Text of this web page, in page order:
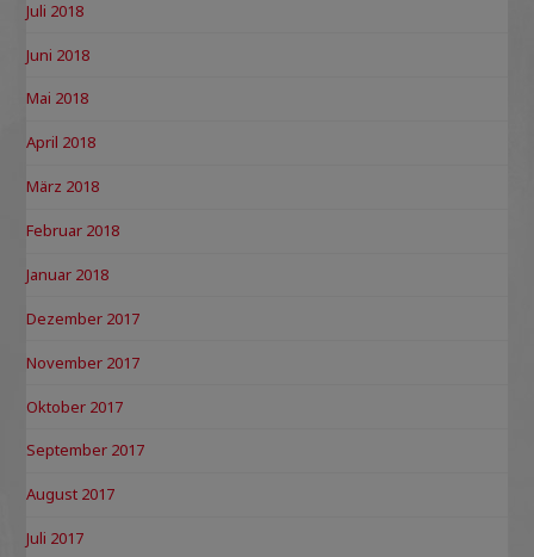
Juli 2018
Juni 2018
Mai 2018
April 2018
März 2018
Februar 2018
Januar 2018
Dezember 2017
November 2017
Oktober 2017
September 2017
August 2017
Juli 2017